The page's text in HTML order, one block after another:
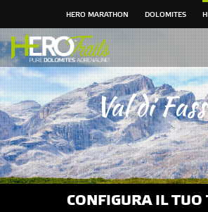
HERO MARATHON DOLOMITES
Val di
CONFIGURA IL TUO